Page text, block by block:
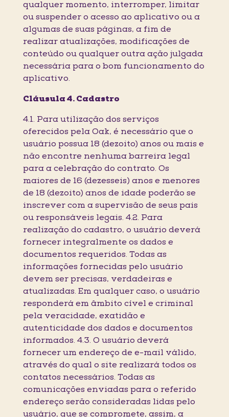
qualquer momento, interromper, limitar
ou suspender o acesso ao aplicativo ou a
algumas de suas páginas, a fim de
realizar atualizações, modificações de
conteúdo ou qualquer outra ação julgada
necessária para o bom funcionamento do
aplicativo.
Cláusula 4. Cadastro
4.1. Para utilização dos serviços
oferecidos pela Oak, é necessário que o
usuário possua 18 (dezoito) anos ou mais e
não encontre nenhuma barreira legal
para a celebração do contrato. Os
maiores de 16 (dezesseis) anos e menores
de 18 (dezoito) anos de idade poderão se
inscrever com a supervisão de seus pais
ou responsáveis legais. 4.2. Para
realização do cadastro, o usuário deverá
fornecer integralmente os dados e
documentos requeridos. Todas as
informações fornecidas pelo usuário
devem ser precisas, verdadeiras e
atualizadas. Em qualquer caso, o usuário
responderá em âmbito cível e criminal
pela veracidade, exatidão e
autenticidade dos dados e documentos
informados. 4.3. O usuário deverá
fornecer um endereço de e-mail válido,
através do qual o site realizará todos os
contatos necessários. Todas as
comunicações enviadas para o referido
endereço serão consideradas lidas pelo
usuário, que se compromete, assim, a